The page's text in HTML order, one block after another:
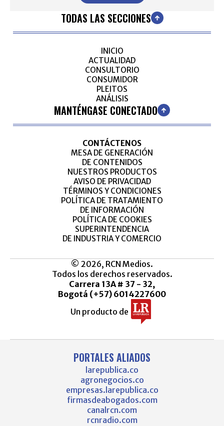
TODAS LAS SECCIONES
INICIO
ACTUALIDAD
CONSULTORIO
CONSUMIDOR
PLEITOS
ANÁLISIS
MANTÉNGASE CONECTADO
CONTÁCTENOS
MESA DE GENERACIÓN
DE CONTENIDOS
NUESTROS PRODUCTOS
AVISO DE PRIVACIDAD
TÉRMINOS Y CONDICIONES
POLÍTICA DE TRATAMIENTO
DE INFORMACIÓN
POLÍTICA DE COOKIES
SUPERINTENDENCIA
DE INDUSTRIA Y COMERCIO
© 2026, RCN Medios.
Todos los derechos reservados.
Carrera 13A # 37 - 32,
Bogotá (+57) 6014227600
Un producto de
PORTALES ALIADOS
larepublica.co
agronegocios.co
empresas.larepublica.co
firmasdeabogados.com
canalrcn.com
rcnradio.com